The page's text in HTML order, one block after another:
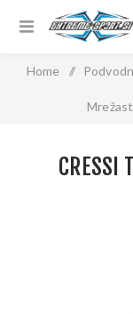
Home /
CRESSI